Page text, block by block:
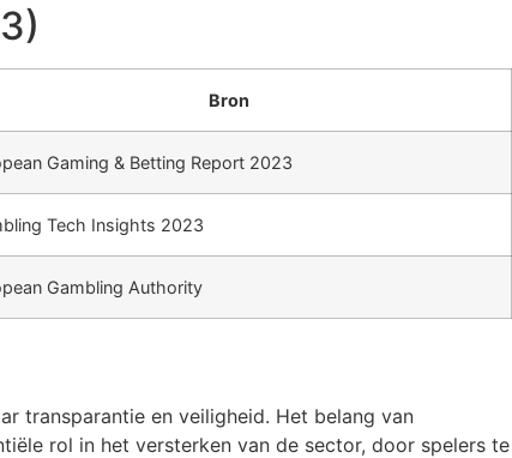
Bron
Gaming & Betting Report 2023
Tech Insights 2023
Gambling Authority
transparantie en veiligheid. Het belang van
rol in het versterken van de sector, door spelers te